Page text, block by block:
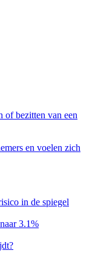
of bezitten van een
en voelen zich
in de spiegel
3.1%